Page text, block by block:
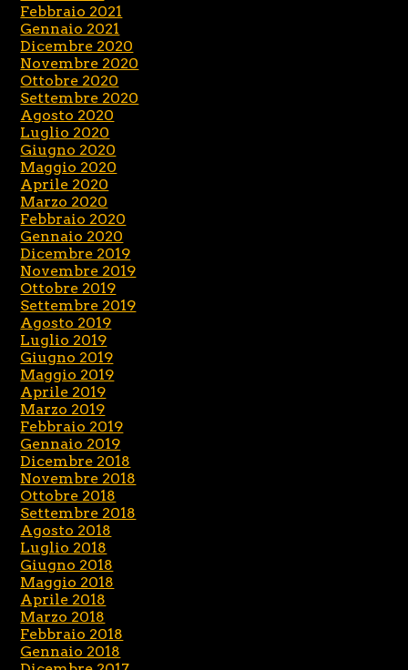
Febbraio 2021
Gennaio 2021
Dicembre 2020
Novembre 2020
Ottobre 2020
Settembre 2020
Agosto 2020
Luglio 2020
Giugno 2020
Maggio 2020
Aprile 2020
Marzo 2020
Febbraio 2020
Gennaio 2020
Dicembre 2019
Novembre 2019
Ottobre 2019
Settembre 2019
Agosto 2019
Luglio 2019
Giugno 2019
Maggio 2019
Aprile 2019
Marzo 2019
Febbraio 2019
Gennaio 2019
Dicembre 2018
Novembre 2018
Ottobre 2018
Settembre 2018
Agosto 2018
Luglio 2018
Giugno 2018
Maggio 2018
Aprile 2018
Marzo 2018
Febbraio 2018
Gennaio 2018